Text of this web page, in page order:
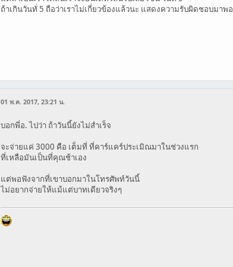
ถ้าเกินวันทั่ 5 ถือว่าเราไม่เกี่ยวข้องแล้วนะ แสดงความรับผิดชอบมาพ
01 พ.ค. 2017, 23:21 น.
บอกพี่อ. ไปว่า ถ้าวันนี้ยังไม่สำเร็จ
จะจ่ายแค่ 3000 คือ เต็มที่ ที่คาร์แคร์ประเมิณมาในช่วงแรก
ที่เหลือมันเป็นที่คุณช้าเอง
แต่พอฟังจากที่เขาบอกมาในโทรศัพท์วันนี้
ไม่อยากจ่ายให้แม้แต่บาทเดียวจริงๆ